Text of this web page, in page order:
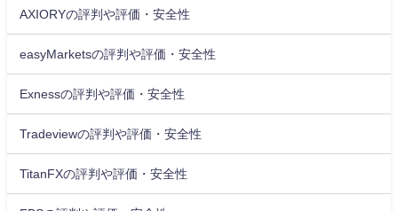
AXIORYの評判や評価・安全性
easyMarketsの評判や評価・安全性
Exnessの評判や評価・安全性
Tradeviewの評判や評価・安全性
TitanFXの評判や評価・安全性